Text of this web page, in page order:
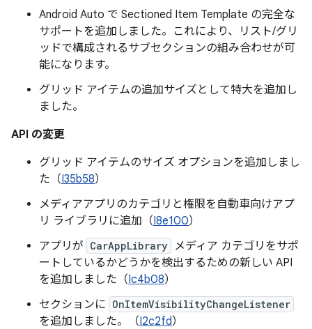
Android Auto で Sectioned Item Template の完全な
サポートを追加しました。これにより、リスト/グリ
ッドで構成されるサブセクションの組み合わせが可
能になります。
グリッド アイテムの追加サイズとして特大を追加し
ました。
API の変更
グリッド アイテムのサイズ オプションを追加しまし
た（I35b58）
メディアアプリのカテゴリと権限を自動車向けアプ
リ ライブラリに追加（I8e100）
アプリが CarAppLibrary メディア カテゴリをサポ
ートしているかどうかを検出するための新しい API
を追加しました（Ic4b08）
セクションに OnItemVisibilityChangeListener
を追加しました。（I2c2fd）